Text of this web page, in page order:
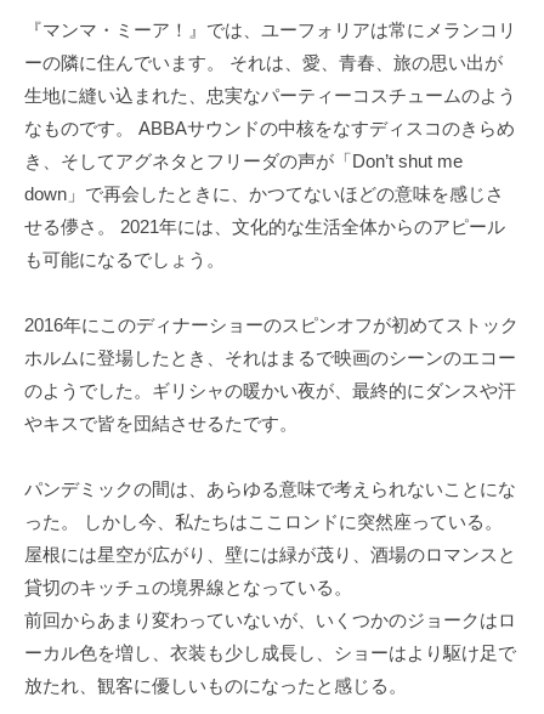
『マンマ・ミーア！』では、ユーフォリアは常にメランコリ
ーの隣に住んでいます。 それは、愛、青春、旅の思い出が
生地に縫い込まれた、忠実なパーティーコスチュームのよう
なものです。 ABBAサウンドの中核をなすディスコのきらめ
き、そしてアグネタとフリーダの声が「Don’t shut me
down」で再会したときに、かつてないほどの意味を感じさ
せる儚さ。 2021年には、文化的な生活全体からのアピール
も可能になるでしょう。
2016年にこのディナーショーのスピンオフが初めてストック
ホルムに登場したとき、それはまるで映画のシーンのエコー
のようでした。ギリシャの暖かい夜が、最終的にダンスや汗
やキスで皆を団結させるたです。
パンデミックの間は、あらゆる意味で考えられないことにな
った。 しかし今、私たちはここロンドに突然座っている。
屋根には星空が広がり、壁には緑が茂り、酒場のロマンスと
貸切のキッチュの境界線となっている。
前回からあまり変わっていないが、いくつかのジョークはロ
ーカル色を増し、衣装も少し成長し、ショーはより駆け足で
放たれ、観客に優しいものになったと感じる。